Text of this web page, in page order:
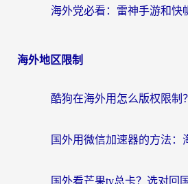
海外地区限制